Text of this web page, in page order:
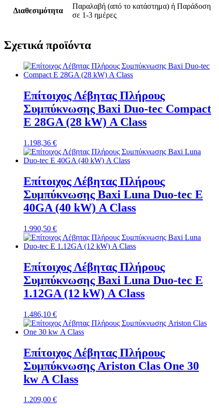
Διαθεσιμότητα
Παραλαβή (από το κατάστημα) ή Παράδοση
σε 1-3 ημέρες
Σχετικά προϊόντα
Επίτοιχος Λέβητας Πλήρους
Συμπύκνωσης Baxi Duo-tec Compact
E 28GA (28 kW) Α Class
1.198,36 €
Επίτοιχος Λέβητας Πλήρους
Συμπύκνωσης Baxi Luna Duo-tec E
40GA (40 kW) Α Class
1.990,50 €
Επίτοιχος Λέβητας Πλήρους
Συμπύκνωσης Baxi Luna Duo-tec E
1.12GA (12 kW) Α Class
1.486,10 €
Επίτοιχος Λέβητας Πλήρους
Συμπύκνωσης Ariston Clas One 30
kw Α Class
1.209,00 €